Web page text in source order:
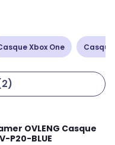
Xbox One Casque
OVLENG Casque
P20-BLUE